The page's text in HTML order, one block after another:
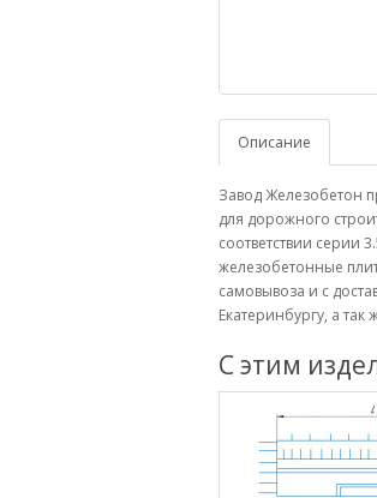
Описание
Завод Железобетон
для дорожного
соответствии серии
железобетонные
самовывоза и с
Екатеринбургу, а
С этим